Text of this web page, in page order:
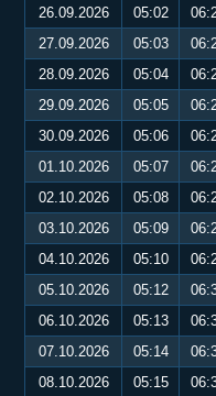
26.09.2026
05:02
27.09.2026
05:03
28.09.2026
05:04
29.09.2026
05:05
30.09.2026
05:06
01.10.2026
05:07
02.10.2026
05:08
03.10.2026
05:09
04.10.2026
05:10
05.10.2026
05:12
06.10.2026
05:13
07.10.2026
05:14
08.10.2026
05:15